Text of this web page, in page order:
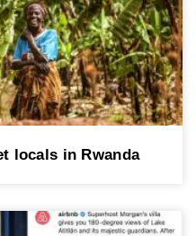
locals in Rwanda